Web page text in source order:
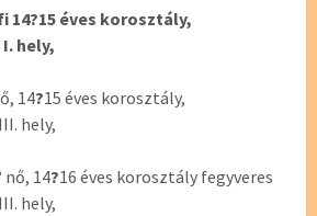
14?15 éves korosztály,
hely,
14?15 éves korosztály,
hely,
nő, 14?16 éves korosztály fegyveres
hely,